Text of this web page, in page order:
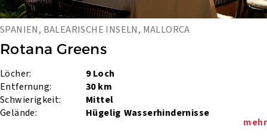
SPANIEN, BALEARISCHE INSELN, MALLORCA
Rotana Greens
Löcher:
9 Loch
Entfernung:
30 km
Schwierigkeit:
Mittel
Gelände:
Hügelig Wasserhindernisse
mehr